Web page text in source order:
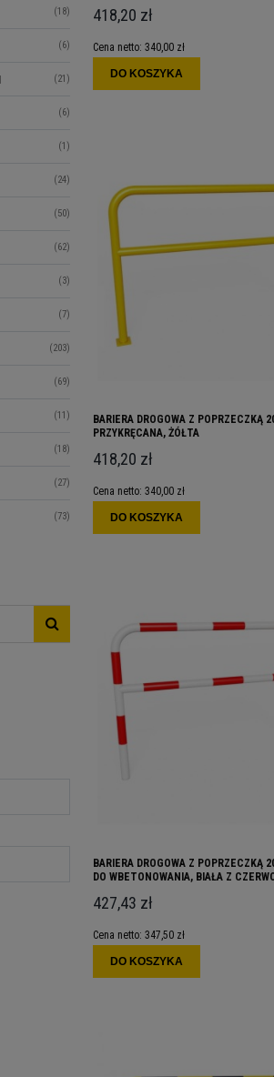
(18)
(6)
(21)
(6)
(1)
(24)
(50)
(62)
(3)
(7)
(203)
(69)
(11)
(18)
(27)
(73)
418,20 zł
Cena netto: 340,00 zł
DO KOSZYKA
BARIERA DROGOWA Z POPRZECZKĄ
PRZYKRĘCANA, ŻÓŁTA
418,20 zł
Cena netto: 340,00 zł
DO KOSZYKA
BARIERA DROGOWA Z POPRZECZKĄ
DO WBETONOWANIA, BIAŁA Z
427,43 zł
Cena netto: 347,50 zł
DO KOSZYKA